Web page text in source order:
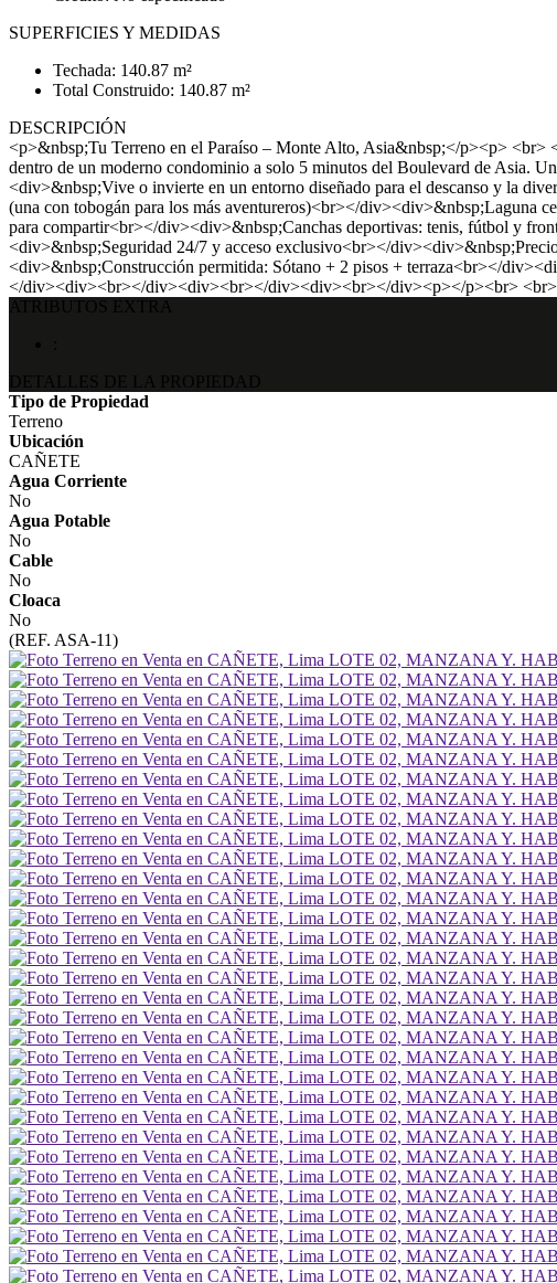
SUPERFICIES Y MEDIDAS
Techada: 140.87 m²
Total Construido: 140.87 m²
DESCRIPCIÓN
<p>&nbsp;Tu Terreno en el Paraíso – Monte Alto, Asia&nbsp;</p><p>
dentro de un moderno condominio a solo 5 minutos del Boulevard de Asia.
<div>&nbsp;Vive o invierte en un entorno diseñado para el descanso y la
(una con tobogán para los más aventureros)<br></div><div>&nbsp;Laguna
para compartir<br></div><div>&nbsp;Canchas deportivas: tenis, fútbol y
<div>&nbsp;Seguridad 24/7 y acceso exclusivo<br></
<div>&nbsp;Construcción permitida: Sótano + 2 pisos + terraza<br></
</div><div><br></div><div><br></div><div><br></div><p></p><br>
Tipo de Propiedad
Terreno
Ubicación
CAÑETE
Agua Corriente
No
Agua Potable
No
Cable
No
Cloaca
No
(REF. ASA-11)